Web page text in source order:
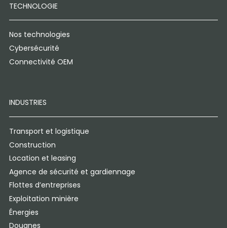
TECHNOLOGIE
Nos technologies
Cybersécurité
Connectivité OEM
INDUSTRIES
Transport et logistique
Construction
Location et leasing
Agence de sécurité et gardiennage
Flottes d’entreprises
Exploitation minière
Énergies
Douanes